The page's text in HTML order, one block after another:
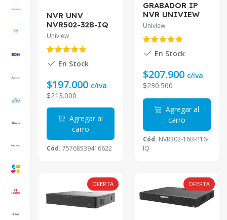
NVR UNV
NVR502-32B-IQ
160Mbps 32-ch 2
Smart Pro
reconocimiento
Uniview
En Stock
$197.000 c/iva
$213.000
Agregar al
carro
Cód. 75768539416622
GRABADOR IP
NVR UNIVIEW
16CH POE 2 SATA
NVR302-16B-
P16-IQ
Uniview
En Stock
$207.900 c/iva
$230.500
Agregar al
carro
Cód. NVR302-16B-P16-
IQ
OFERTA OFERTA